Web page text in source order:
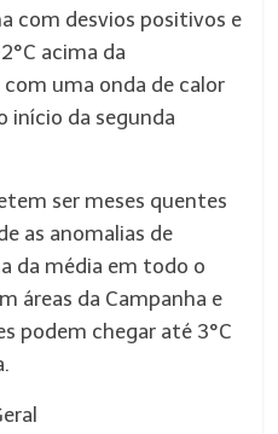
com desvios positivos e
acima da
uma onda de calor
início da segunda
ser meses quentes
as anomalias de
da média em todo o
áreas da Campanha e
podem chegar até 3°C